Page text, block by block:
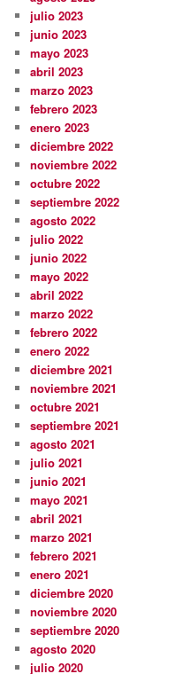
julio 2023
junio 2023
mayo 2023
abril 2023
marzo 2023
febrero 2023
enero 2023
diciembre 2022
noviembre 2022
octubre 2022
septiembre 2022
agosto 2022
julio 2022
junio 2022
mayo 2022
abril 2022
marzo 2022
febrero 2022
enero 2022
diciembre 2021
noviembre 2021
octubre 2021
septiembre 2021
agosto 2021
julio 2021
junio 2021
mayo 2021
abril 2021
marzo 2021
febrero 2021
enero 2021
diciembre 2020
noviembre 2020
septiembre 2020
agosto 2020
julio 2020